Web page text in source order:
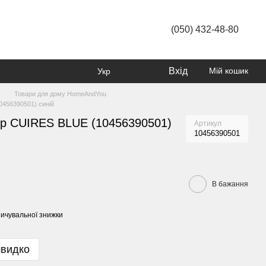
(050) 432-48-80
Укр Вхід Мій кошик
Товари для дому HomeAndYou
синій
CUIRES BLUE (10456390501)
Артикул
10456390501
В бажання
знижки